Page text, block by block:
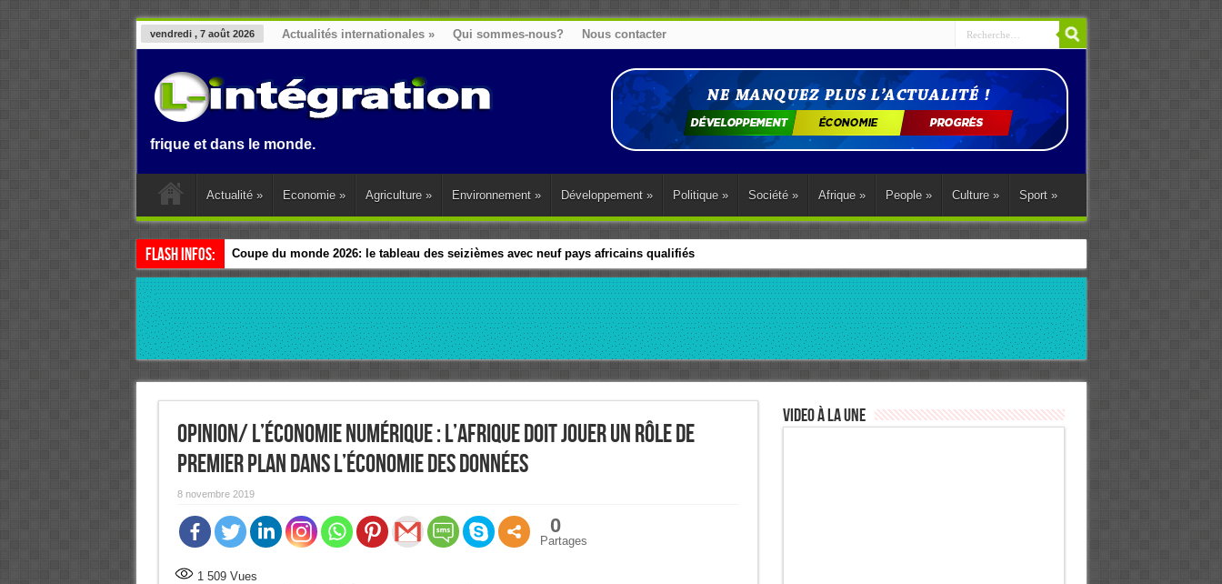
vendredi , 7 août 2026 Actualités internationales » Qui sommes-nous? Nous contacter
en Afrique et dans le monde.
Actualité » Economie » Agriculture » Environnement » Développement » Politique » Société » Afrique » People » Culture » Sport »
Flash Infos: Coupe du monde 2026: le tableau des seizièmes avec neuf pays africains qualifiés
Esclavage: à Accra, l’Afrique et sa diaspora tentent de parler d’une seule voix sur la question des réparations
Opinion/ L’économie numérique : L’Afrique doit jouer un rôle de
premier plan dans l’économie des données
8 novembre 2019
0
Partages
1 509Vues
Video à la Une